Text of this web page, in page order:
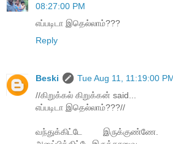
08:27:00 PM
எப்படிடா இதெல்லாம்???
Reply
Beski
Tue Aug 11, 11:19:00
//கிறுக்கல் கிறுக்கன் said...
எப்படிடா இதெல்லாம்???//
வந்துக்கிட்டே இருக்குண்ணே.